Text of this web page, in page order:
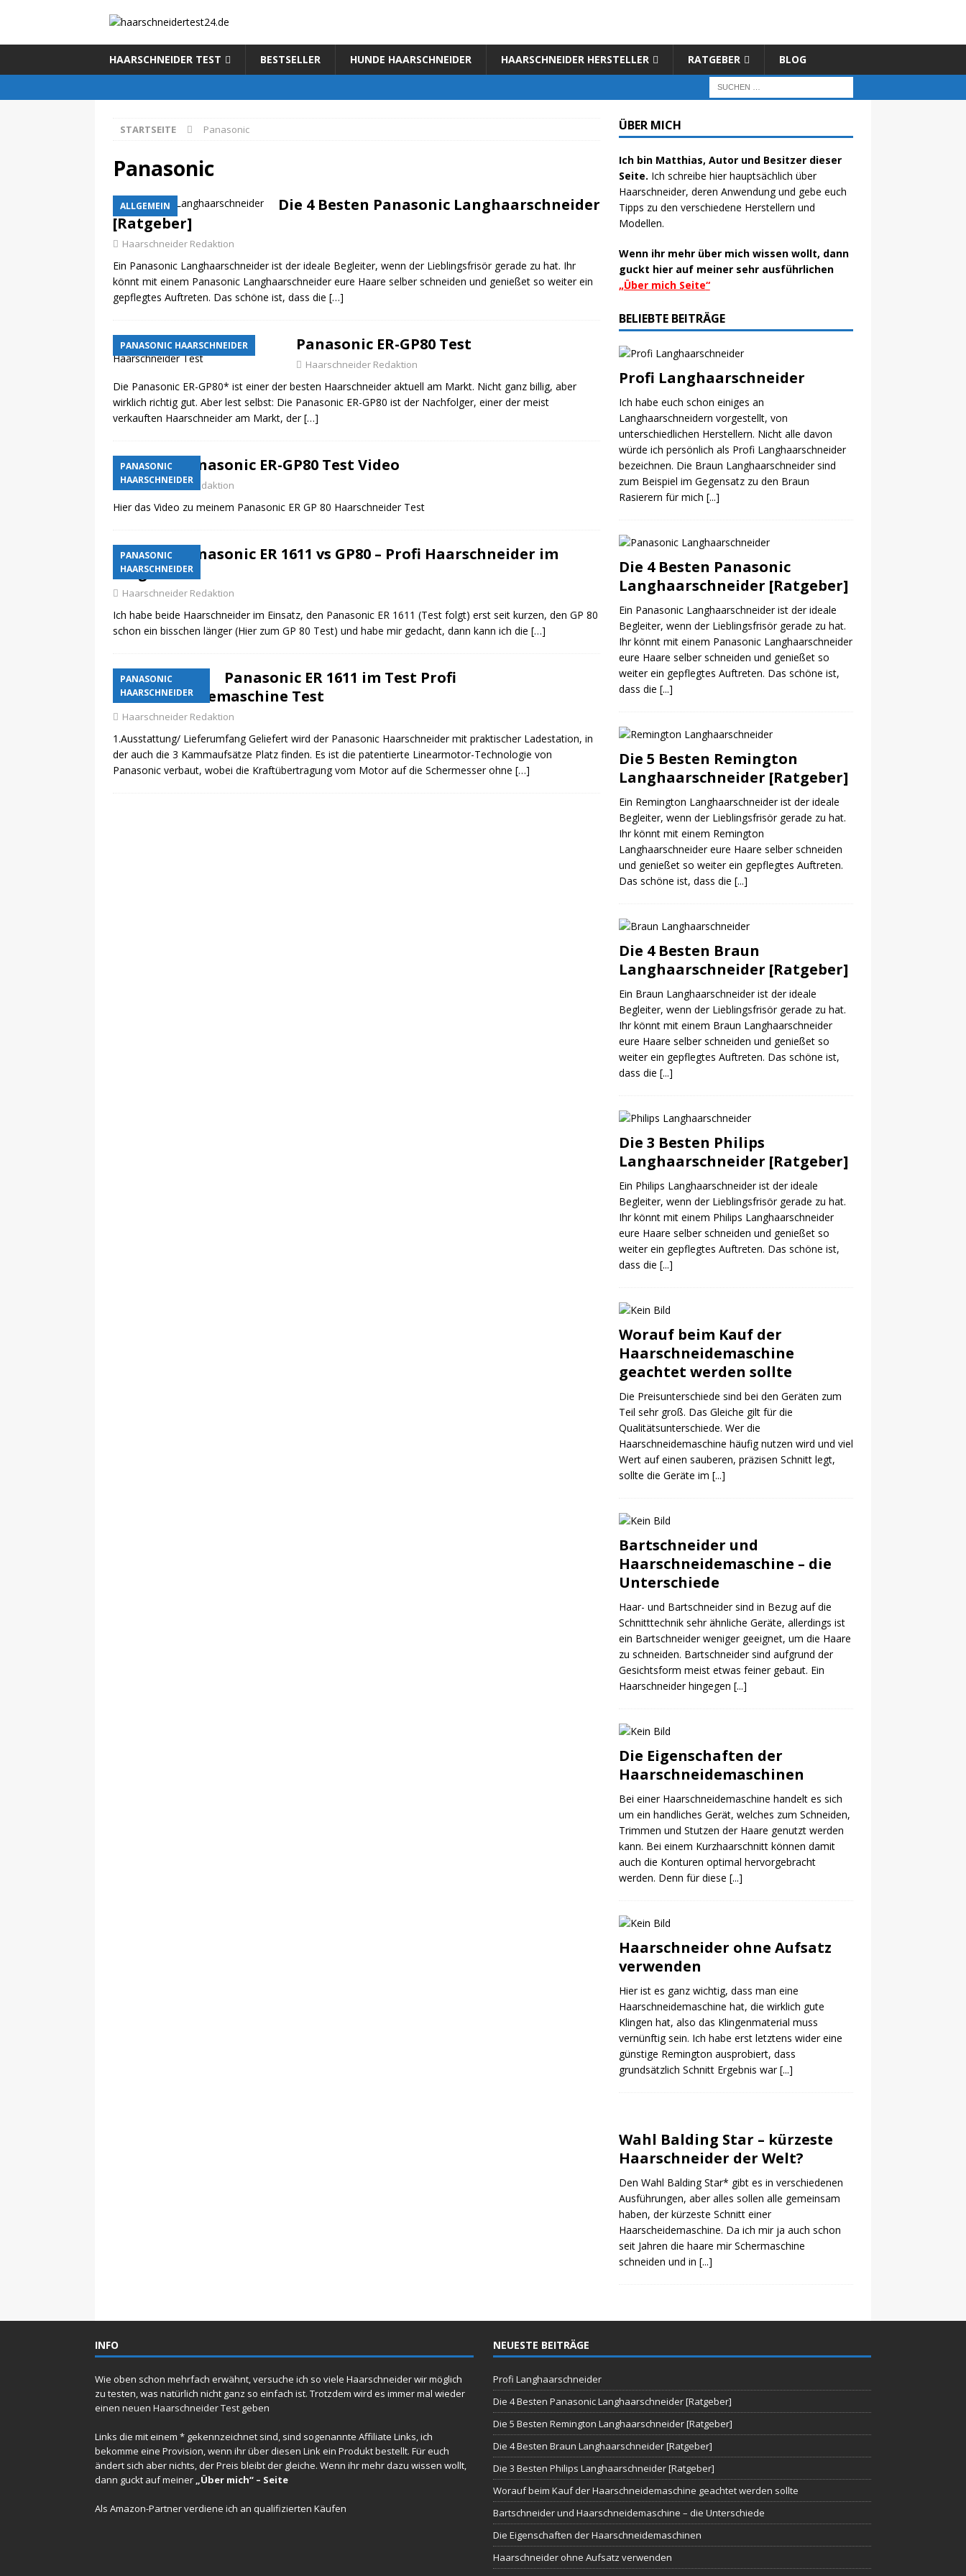
HAARSCHNEIDER TEST BESTSELLER HUNDE HAARSCHNEIDER HAARSCHNEIDER HERSTELLER RATGEBER BLOG
STARTSEITE Panasonic
Panasonic
ALLGEMEIN
Die 4 Besten Panasonic Langhaarschneider
[Ratgeber]
Haarschneider Redaktion
Ein Panasonic Langhaarschneider ist der ideale Begleiter, wenn der Lieblingsfrisör gerade zu hat. Ihr
könnt mit einem Panasonic Langhaarschneider eure Haare selber schneiden und genießet so weiter ein
gepflegtes Auftreten. Das schöne ist, dass die […]
PANASONIC HAARSCHNEIDER Panasonic ER-GP80 Test
Haarschneider Redaktion
Die Panasonic ER-GP80* ist einer der besten Haarschneider aktuell am Markt. Nicht ganz billig, aber
wirklich richtig gut. Aber lest selbst: Die Panasonic ER-GP80 ist der Nachfolger, einer der meist
verkauften Haarschneider am Markt, der[…]
PANASONIC
HAARSCHNEIDER
Panasonic ER-GP80 Test Video
Haarschneider Redaktion
Hier das Video zu meinem Panasonic ER GP 80 Haarschneider Test
PANASONIC
HAARSCHNEIDER
Panasonic ER 1611 vs GP80 – Profi Haarschneider im
Vergleich
Haarschneider Redaktion
Ich habe beide Haarschneider im Einsatz, den Panasonic ER 1611 (Test folgt) erst seit kurzen, den GP 80
schon ein bisschen länger (Hier zum GP 80 Test) und habe mir gedacht, dann kann ich die […]
PANASONIC
HAARSCHNEIDER
Panasonic ER 1611 im Test Profi
Haarschneidemaschine Test
Haarschneider Redaktion
1.Ausstattung/ Lieferumfang Geliefert wird der Panasonic Haarschneider mit praktischer Ladestation, in
der auch die 3 Kammaufsätze Platz finden. Es ist die patentierte Linearmotor-Technologie von
Panasonic verbaut, wobei die Kraftübertragung vom Motor auf die Schermesser ohne […]
ÜBER MICH
Ich bin Matthias, Autor und Besitzer dieser
Seite. Ich schreibe hier hauptsächlich über
Haarschneider, deren Anwendung und gebe euch
Tipps zu den verschiedene Herstellern und
Modellen.
Wenn ihr mehr über mich wissen wollt, dann
guckt hier auf meiner sehr ausführlichen
„Über mich Seite“
BELIEBTE BEITRÄGE
Profi Langhaarschneider
Ich habe euch schon einiges an
Langhaarschneidern vorgestellt, von
unterschiedlichen Herstellern. Nicht alle davon
würde ich persönlich als Profi Langhaarschneider
bezeichnen. Die Braun Langhaarschneider sind
zum Beispiel im Gegensatz zu den Braun
Rasierern für mich [...]
Die 4 Besten Panasonic
Langhaarschneider [Ratgeber]
Ein Panasonic Langhaarschneider ist der ideale
Begleiter, wenn der Lieblingsfrisör gerade zu hat.
Ihr könnt mit einem Panasonic Langhaarschneider
eure Haare selber schneiden und genießet so
weiter ein gepflegtes Auftreten. Das schöne ist,
dass die [...]
Die 5 Besten Remington
Langhaarschneider [Ratgeber]
Ein Remington Langhaarschneider ist der ideale
Begleiter, wenn der Lieblingsfrisör gerade zu hat.
Ihr könnt mit einem Remington
Langhaarschneider eure Haare selber schneiden
und genießet so weiter ein gepflegtes Auftreten.
Das schöne ist, dass die [...]
Die 4 Besten Braun
Langhaarschneider [Ratgeber]
Ein Braun Langhaarschneider ist der ideale
Begleiter, wenn der Lieblingsfrisör gerade zu hat.
Ihr könnt mit einem Braun Langhaarschneider
eure Haare selber schneiden und genießet so
weiter ein gepflegtes Auftreten. Das schöne ist,
dass die [...]
Die 3 Besten Philips
Langhaarschneider [Ratgeber]
Ein Philips Langhaarschneider ist der ideale
Begleiter, wenn der Lieblingsfrisör gerade zu hat.
Ihr könnt mit einem Philips Langhaarschneider
eure Haare selber schneiden und genießet so
weiter ein gepflegtes Auftreten. Das schöne ist,
dass die [...]
Worauf beim Kauf der
Haarschneidemaschine
geachtet werden sollte
Die Preisunterschiede sind bei den Geräten zum
Teil sehr groß. Das Gleiche gilt für die
Qualitätsunterschiede. Wer die
Haarschneidemaschine häufig nutzen wird und viel
Wert auf einen sauberen, präzisen Schnitt legt,
sollte die Geräte im [...]
Bartschneider und
Haarschneidemaschine – die
Unterschiede
Haar- und Bartschneider sind in Bezug auf die
Schnitttechnik sehr ähnliche Geräte, allerdings ist
ein Bartschneider weniger geeignet, um die Haare
zu schneiden. Bartschneider sind aufgrund der
Gesichtsform meist etwas feiner gebaut. Ein
Haarschneider hingegen [...]
Die Eigenschaften der
Haarschneidemaschinen
Bei einer Haarschneidemaschine handelt es sich
um ein handliches Gerät, welches zum Schneiden,
Trimmen und Stutzen der Haare genutzt werden
kann. Bei einem Kurzhaarschnitt können damit
auch die Konturen optimal hervorgebracht
werden. Denn für diese [...]
Haarschneider ohne Aufsatz
verwenden
Hier ist es ganz wichtig, dass man eine
Haarschneidemaschine hat, die wirklich gute
Klingen hat, also das Klingenmaterial muss
vernünftig sein. Ich habe erst letztens wider eine
günstige Remington ausprobiert, dass
grundsätzlich Schnitt Ergebnis war[...]
Wahl Balding Star – kürzeste
Haarschneider der Welt?
Den Wahl Balding Star* gibt es in verschiedenen
Ausführungen, aber alles sollen alle gemeinsam
haben, der kürzeste Schnitt einer
Haarscheidemaschine. Da ich mir ja auch schon
seit Jahren die haare mir Schermaschine
schneiden und in [...]
INFO
Wie oben schon mehrfach erwähnt, versuche ich so viele Haarschneider wir möglich
zu testen, was natürlich nicht ganz so einfach ist. Trotzdem wird es immer mal wieder
einen neuen Haarschneider Test geben
Links die mit einem * gekennzeichnet sind, sind sogenannte Affiliate Links, ich
bekomme eine Provision, wenn ihr über diesen Link ein Produkt bestellt. Für euch
ändert sich aber nichts, der Preis bleibt der gleiche. Wenn ihr mehr dazu wissen wollt,
dann guckt auf meiner „Über mich“ – Seite
Als Amazon-Partner verdiene ich an qualifizierten Käufen
NEUESTE BEITRÄGE
Profi Langhaarschneider
Die 4 Besten Panasonic Langhaarschneider [Ratgeber]
Die 5 Besten Remington Langhaarschneider [Ratgeber]
Die 4 Besten Braun Langhaarschneider [Ratgeber]
Die 3 Besten Philips Langhaarschneider [Ratgeber]
Worauf beim Kauf der Haarschneidemaschine geachtet werden sollte
Bartschneider und Haarschneidemaschine – die Unterschiede
Die Eigenschaften der Haarschneidemaschinen
Haarschneider ohne Aufsatz verwenden